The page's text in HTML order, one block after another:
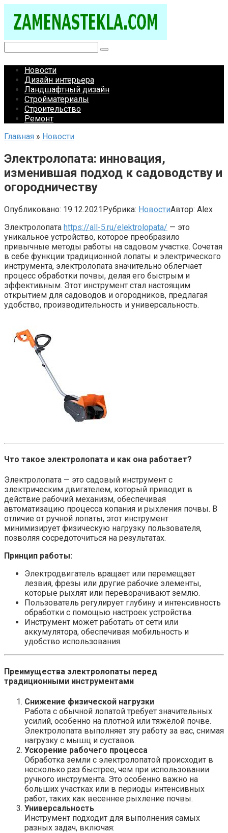
контенту
Новости
Дизайн интерьера
Ландшафтный дизайн
Стройматериалы
Строительство
Ремонт
Главная » Новости
Электролопата: инновация,
изменившая подход к садоводству и
огородничеству
Опубликовано: 19.12.2021Рубрика: НовостиАвтор: Alex
Электролопата https://all-5.ru/elektrolopata/ — это
уникальное устройство, которое преобразило
привычные методы работы на садовом участке. Сочетая
в себе функции традиционной лопаты и электрического
инструмента, электролопата значительно облегчает
процесс обработки почвы, делая его быстрым и
эффективным. Этот инструмент стал настоящим
открытием для садоводов и огородников, предлагая
удобство, производительность и универсальность.
Что такое электролопата и как она работает?
Электролопата — это садовый инструмент с
электрическим двигателем, который приводит в
действие рабочий механизм, обеспечивая
автоматизацию процесса копания и рыхления почвы. В
отличие от ручной лопаты, этот инструмент
минимизирует физическую нагрузку пользователя,
позволяя сосредоточиться на результатах.
Принцип работы:
Электродвигатель вращает или перемещает
лезвия, фрезы или другие рабочие элементы,
которые рыхлят или переворачивают землю.
Пользователь регулирует глубину и интенсивность
обработки с помощью настроек устройства.
Инструмент может работать от сети или
аккумулятора, обеспечивая мобильность и
удобство использования.
Преимущества электролопаты перед
традиционными инструментами
Снижение физической нагрузки
Работа с обычной лопатой требует значительных
усилий, особенно на плотной или тяжёлой почве.
Электролопата выполняет эту работу за вас, снимая
нагрузку с мышц и суставов.
Ускорение рабочего процесса
Обработка земли с электролопатой происходит в
несколько раз быстрее, чем при использовании
ручного инструмента. Это особенно важно на
больших участках или в периоды интенсивных
работ, таких как весеннее рыхление почвы.
Универсальность
Инструмент подходит для выполнения самых
разных задач, включая: